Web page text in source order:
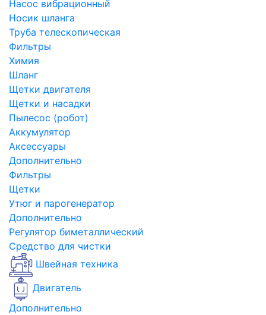
Насос вибрационный
Носик шланга
Труба телескопическая
Фильтры
Химия
Шланг
Щетки двигателя
Щетки и насадки
Пылесос (робот)
Аккумулятор
Аксессуары
Дополнительно
Фильтры
Щетки
Утюг и парогенератор
Дополнительно
Регулятор биметаллический
Средство для чистки
Швейная техника
Двигатель
Дополнительно